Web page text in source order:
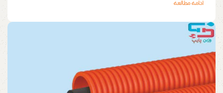
ادامه مطالعه